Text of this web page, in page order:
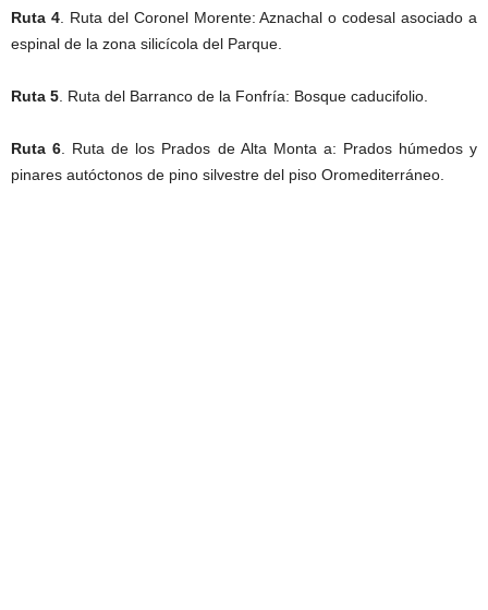
Ruta 4. Ruta del Coronel Morente: Aznachal o codesal asociado a
espinal de la zona silicícola del Parque.
Ruta 5. Ruta del Barranco de la Fonfría: Bosque caducifolio.
Ruta 6. Ruta de los Prados de Alta Monta a: Prados húmedos y
pinares autóctonos de pino silvestre del piso Oromediterráneo.